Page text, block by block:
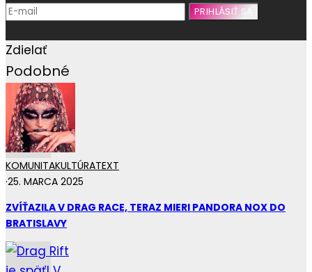
Zdielať
Podobné
KOMUNITAKULTÚRATEXT
·25. MARCA 2025
ZVÍŤAZILA V DRAG RACE, TERAZ MIERI PANDORA NOX DO
BRATISLAVY